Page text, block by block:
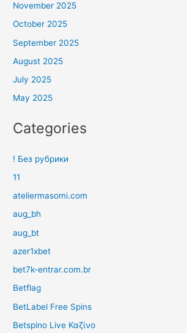
November 2025
October 2025
September 2025
August 2025
July 2025
May 2025
Categories
! Без рубрики
11
ateliermasomi.com
aug_bh
aug_bt
azer1xbet
bet7k-entrar.com.br
Betflag
BetLabel Free Spins
Betspino Live Καζίνο